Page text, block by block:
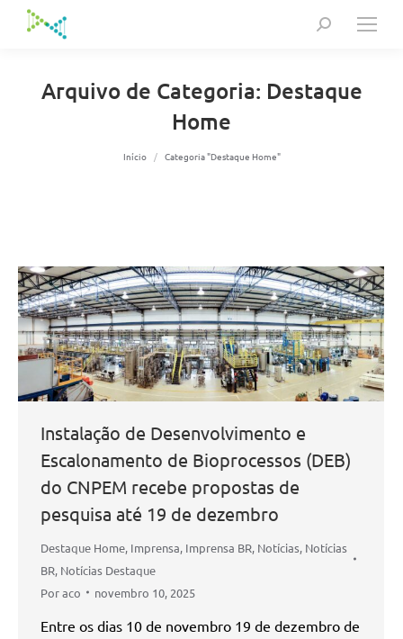
Search:
Arquivo de Categoria: Destaque
Home
Você está aqui:
Início Categoria "Destaque Home"
Instalação de Desenvolvimento e
Escalonamento de Bioprocessos (DEB)
do CNPEM recebe propostas de
pesquisa até 19 de dezembro
Destaque Home, Imprensa, Imprensa BR, Notícias, Notícias
BR, Notícias Destaque
Poraco novembro 10, 2025
Entre os dias 10 de novembro 19 de dezembro de